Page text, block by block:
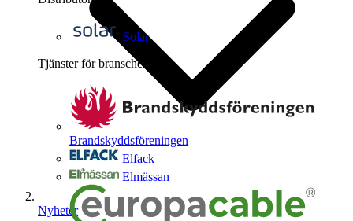
Solar
Tjänster för branschen
Brandskyddsföreningen
Elfack
Elmässan
Nyheter